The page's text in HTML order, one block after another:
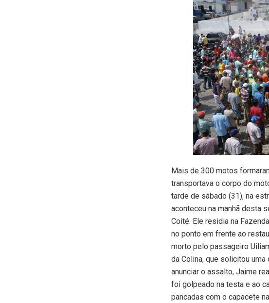
Mais de 300 motos
transportava o corpo do
tarde de sábado (31), na
aconteceu na manhã desta
Coité. Ele residia na
no ponto em frente ao
morto pelo passageiro
da Colina, que solicitou
anunciar o assalto, Jaime
foi golpeado na testa e ao
pancadas com o capacete